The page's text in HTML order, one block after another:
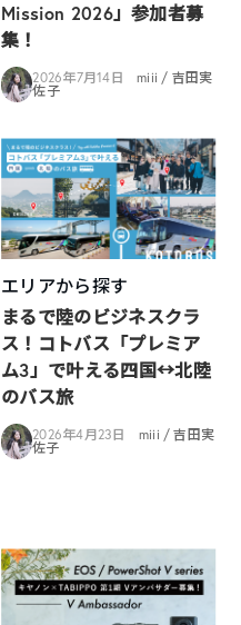
Mission 2026」参加者募
集！
2026年7月14日
miii / 吉田実
佐子
エリアから探す
まるで陸のビジネスクラ
ス！コトバス「プレミア
ム3」で叶える四国↔︎北陸
のバス旅
2026年4月23日
miii / 吉田実
佐子